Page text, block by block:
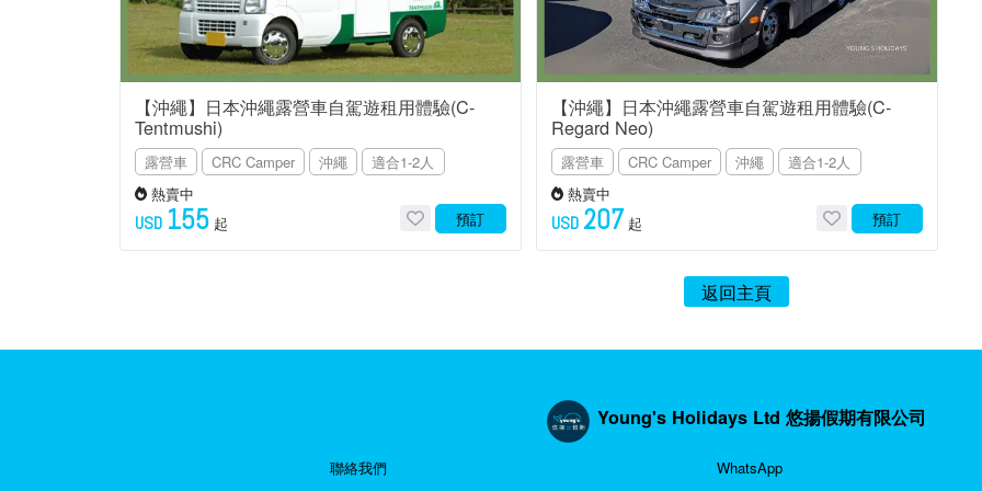
【沖繩】日本沖繩露營車自駕遊租用體驗(C-
Tentmushi)
露營車 CRC Camper 沖繩
適合1-2人
熱賣中
USD 155 起 預訂
【沖繩】日本沖繩露營車自駕遊租用體驗(C-
Regard Neo)
露營車 CRC Camper 沖繩
適合1-2人
熱賣中
USD 207 起 預訂
返回主頁
Young's Holidays Ltd 悠揚假期有限公司
聯絡我們 WhatsApp